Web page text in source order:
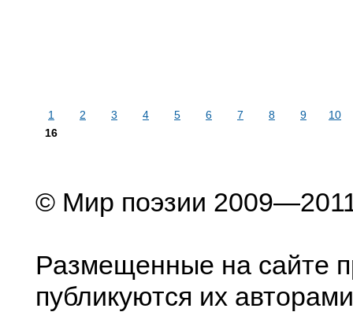
1 2 3 4 5 6 7 8 9
10
16
© Мир поэзии
Размещенные на сайте
публикуются их